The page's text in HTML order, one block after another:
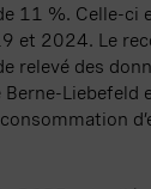
11 %. Celle-ci
et 2024. Le
relevé des
Berne-Liebefeld